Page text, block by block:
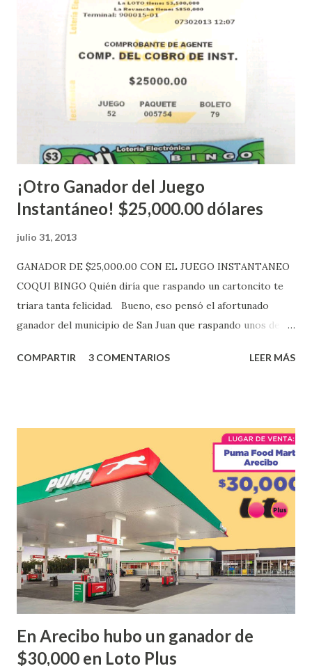
López explicó que el mismo se continuará realizando en los
Estados Unidos y los jugadores podrán conocer los
números ganadores del mismo a través de la página
aquellos con jugadas anticipadas de los sorteos locales (
Loto, Revancha, Pega 2, Pega 3 Pega 4 ) se les informará
Mientras, que l...
¡Otro Ganador del Juego
Instantáneo! $25,000.00 dólares
julio 31, 2013
GANADOR DE $25,000.00 CON EL JUEGO INSTANTANEO
COQUI BINGO Quién diría que raspando un cartoncito te
triara tanta felicidad. Bueno, eso pensó el afortunado
ganador del municipio de San Juan que raspando unos de
obtuvo un premio de $25,000,00 dólares. Este es el anuncio
ganador fue vendido en la farmacia Yarimar de la
Urbanización Las Lomas en el Municipio de San Juan
¡Enhorabuena que lo disfrute!
...
COMPARTIR 3 COMENTARIOS LEER MÁS
En Arecibo hubo un ganador de
$30,000 en Loto Plus